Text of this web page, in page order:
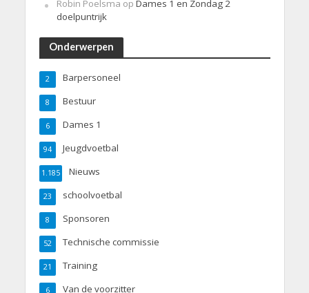
Robin Poelsma op Dames 1 en Zondag 2
doelpuntrijk
Onderwerpen
Barpersoneel
2
Bestuur
8
Dames 1
6
Jeugdvoetbal
94
Nieuws
1.185
schoolvoetbal
23
Sponsoren
8
Technische commissie
52
Training
21
Van de voorzitter
6